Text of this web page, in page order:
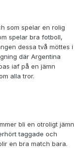
som spelar en rolig
spelar bra fotboll,
dessa två möttes i
där Argentina
iaf på en jämn
alla tror.
bli en otroligt jämn
taggade och
en bra match bara.